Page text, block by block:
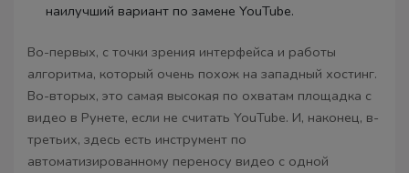
наилучший вариант по замене YouTube.
Во-первых, с точки зрения интерфейса и работы
алгоритма, который очень похож на западный хостинг.
Во-вторых, это самая высокая по охватам площадка с
видео в Рунете, если не считать YouTube. И, наконец, в-
третьих, здесь есть инструмент по
автоматизированному переносу видео с одной